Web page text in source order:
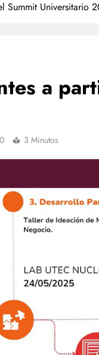
Summit Universitario
a
0 3 Minutos